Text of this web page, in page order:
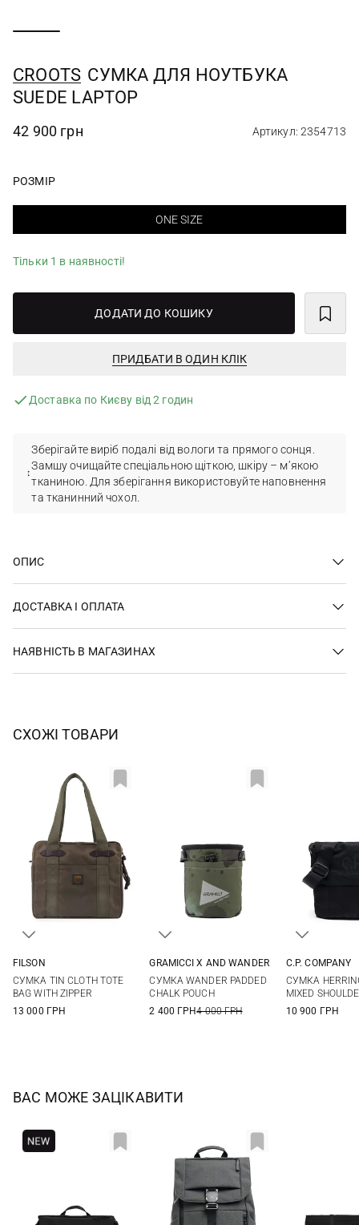
CROOTS СУМКА ДЛЯ НОУТБУКА
SUEDE LAPTOP
42 900 грн Артикул: 2354713
РОЗМІР
ONE SIZE
Тільки 1 в наявності!
ДОДАТИ ДО КОШИКУ
ПРИДБАТИ В ОДИН КЛІК
Доставка по Києву від 2 годин
Зберігайте виріб подалі від вологи та прямого сонця.
Замшу очищайте спеціальною щіткою, шкіру – м’якою
тканиною. Для зберігання використовуйте наповнення
та тканинний чохол.
ОПИС
ДОСТАВКА І ОПЛАТА
НАЯВНІСТЬ В МАГАЗИНАХ
СХОЖІ ТОВАРИ
FILSON
СУМКА TIN CLOTH TOTE
BAG WITH ZIPPER
13 000 ГРН
GRAMICCI X AND WANDER
СУМКА WANDER PADDED
CHALK POUCH
2 400 ГРН4 000 ГРН
C.P. COMPANY
СУМКА
MIXED
10 900 ГРН
ВАС МОЖЕ ЗАЦІКАВИТИ